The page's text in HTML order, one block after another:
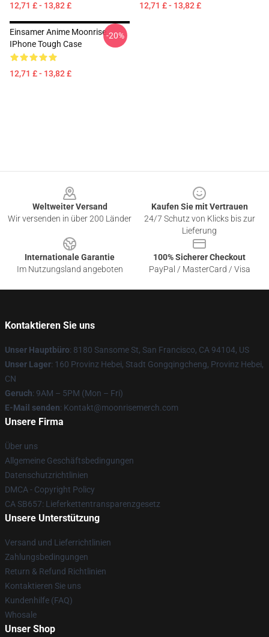
12,71 £ - 13,82 £ 12,71 £ - 13,82 £
Einsamer Anime Moonrise
IPhone Tough Case
12,71 £ - 13,82 £
-20%
Weltweiter Versand
Wir versenden in über 200 Länder
Kaufen Sie mit Vertrauen
24/7 Schutz von Klicks bis zur
Lieferung
Internationale Garantie
Im Nutzungsland angeboten
100% Sicherer Checkout
PayPal / MasterCard / Visa
Kontaktieren Sie uns
Unser Hauptbüro: 8180 Sansome St, San Francisco, CA 94104, US
Unser Lager: 160 Provinz Hebei, Stadt Gongqingcheng, Provinz Hebei,
CN
Geruch: 9AM – 5PM (Mon – Fri)
E-Mail senden: Kontakt@moonrisemerch.com
Unsere Firma
Über uns
Allgemeine Geschäftsbedingungen
Datenschutzrichtlinien
DMCA - Copyright Policy
CA SB657: Lieferkettentransparenzgesetz
Unsere Unterstützung
Versand und Lieferrichtlinien
Zahlungsbedingungen
Return & Refund Richtlinien
Kontaktieren Sie uns
Kundenhilfe (FAQ)
Whosale
Unser Shop